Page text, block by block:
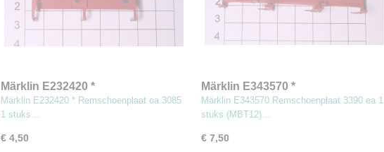
Märklin E232420 *
Remschoenplaat oa 3085 1 stuks
(MBT12)
Märklin E232420 * Remschoenplaat oa 3085
1 stuks…
€ 4,50
Märklin E343570 *
Remschoenplaat 3390 ea 1 stuks
(MBT12)
Märklin E343570 Remschoenplaat 3390 ea 1
stuks (MBT12)…
€ 7,50